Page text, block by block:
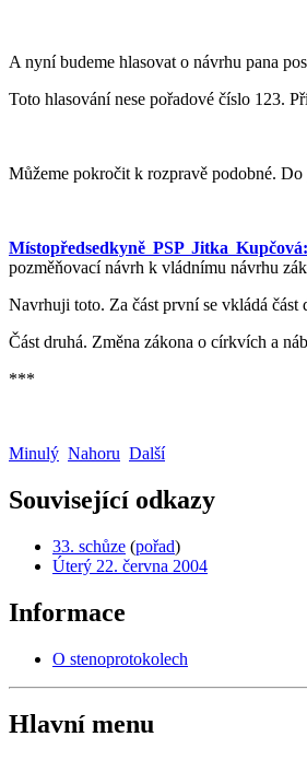
A nyní budeme hlasovat o návrhu pana
Toto hlasování nese pořadové číslo 123.
Můžeme pokročit k rozpravě podobné.
Místopředsedkyně PSP Jitka Kupčová:
pozměňovací návrh k vládnímu návrhu
Navrhuji toto. Za část první se vkládá část
Část druhá. Změna zákona o církvích a
***
Minulý Nahoru Další
Související odkazy
33. schůze (pořad)
Úterý 22. června 2004
Informace
O stenoprotokolech
Hlavní menu